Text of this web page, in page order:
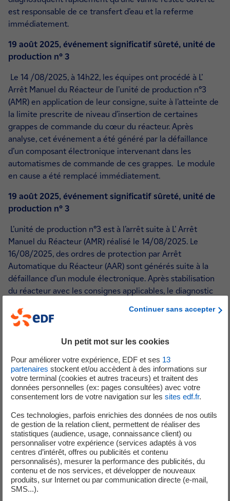
est responsable de ce transfert d’eau et la referme
immédiatement.
19 août 2025, événement significatif sûreté, unité de
production n° 3
Le 14 /08/2025, à 14h22, les équipes ont procédé à L’
Arrêt Manuel du Réacteur de l’unité de production n°3
(AMR) en application de leur consigne, suite à l’atteinte de
la limite prescrite de niveau d’insertion de certaines
grappes de commande du cœur du réacteur. Après
analyse, cet événement a été généré par la défaillance
d’un composant électronique intervenant dans les
automatismes de commande de ces grappes. Le module
en cause a été remplacé immédiatement.
19 août 2025, événement significatif sûreté, unité de
production n° 3
L’unité de production n°3 est à l’arrêt suite à L’ Arrêt
Manuel du Réacteur (AMR) réalisé le 14/08/2025. Le
16/08/2025, des ordres de protection par Arrêt
Automatique du Réacteur (AAR) sont générés suite à la
défaillance d’un module électronique. Après stabilisation
du réacteur avec les consignes applicables, le diagnostic
terminés, l’équipe entame une baisse de température et
pression du circuit primaire conformément aux
prescriptions des Spécifications Techniques d’Exploitation
permettant le redémarrage de l’unité.
22 août 2025, événement significatif sûreté, unité de
production n° 4
Le 20 août à 16h50, un impact de foudre significatif est
enregistré sur le site de Tricastin. Celui-ci entraîne
l’activation intempestive du système de protection contre
la surpuissance et la mise à l’arrêt automatique du
réacteur de l’unité de production n°4.
Evénement significatif générique de sûreté de niveau
Continuer sans accepter
Un petit mot sur les cookies
Pour améliorer votre expérience, EDF et ses 13
partenaires stockent et/ou accèdent à des informations sur
votre terminal (cookies et autres traceurs) et traitent des
données personnelles (ex: pages consultées) avec votre
consentement lors de votre navigation sur les sites edf.fr.
Ces technologies, parfois enrichies des données de nos outils
de gestion de la relation client, permettent de réaliser des
statistiques (audience, usage, connaissance client) ou
personnaliser votre expérience (services adaptés à vos
centres d’intérêt, offres ou publicités et contenu
personnalisés), mesurer la performance des publicités, du
contenu et de nos services, et développer de nouveaux
produits, sur Internet ou par communication directe (e-mail,
SMS...).